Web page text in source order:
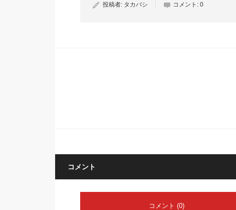
投稿者: タカバシ コメント: 0
コメント
コメント (0)